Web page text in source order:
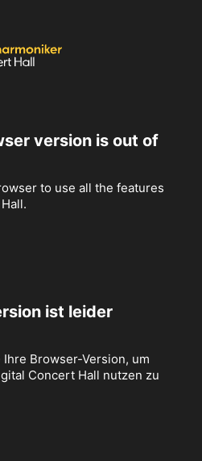
version is out of
to use all the features
ist leider
Browser-Version, um
Concert Hall nutzen zu